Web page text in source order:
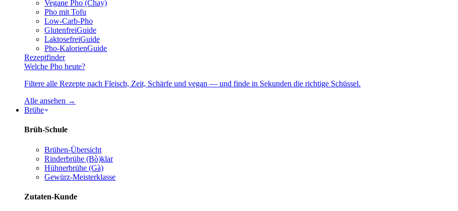
Vegane Pho (Chay)
Pho mit Tofu
Low-Carb-Pho
GlutenfreiGuide
LaktosefreiGuide
Pho-KalorienGuide
Rezeptfinder
Welche Pho heute?
Filtere alle Rezepte nach Fleisch, Zeit, Schärfe und vegan — und finde in Sekunden die richtige Schüssel.
Alle ansehen →
Brühe
Brüh-Schule
Brühen-Übersicht
Rinderbrühe (Bò)klar
Hühnerbrühe (Gà)
Gewürz-Meisterklasse
Zutaten-Kunde